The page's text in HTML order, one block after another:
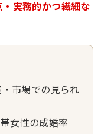
実務的かつ繊細な
市場での見られ
女性の成婚率